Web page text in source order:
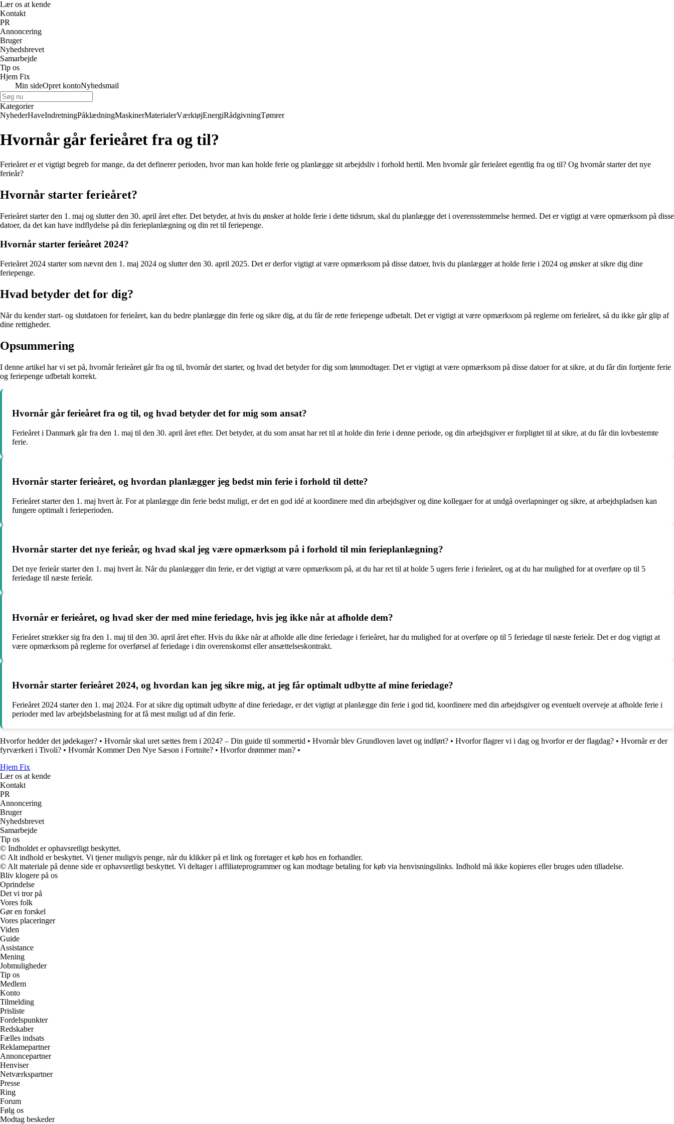
Lær os at kende
Kontakt
PR
Annoncering
Bruger
Nyhedsbrevet
Samarbejde
Tip os
Hjem Fix
Min sideOpret kontoNyhedsmail
Kategorier
NyhederHaveIndretningPåklædningMaskinerMaterialerVærktøjEnergiRådgivningTømrer
Hvornår går ferieåret fra og til?
Ferieåret er et vigtigt begreb for mange, da det definerer perioden, hvor man kan holde ferie og planlægge sit arbejdsliv i forhold hertil. Men hvornår går ferieåret egentlig fra og til? Og hvornår starter det nye
ferieår?
Hvornår starter ferieåret?
Ferieåret starter den 1. maj og slutter den 30. april året efter. Det betyder, at hvis du ønsker at holde ferie i dette tidsrum, skal du planlægge det i overensstemmelse hermed. Det er vigtigt at være opmærksom på disse
datoer, da det kan have indflydelse på din ferieplanlægning og din ret til feriepenge.
Hvornår starter ferieåret 2024?
Ferieåret 2024 starter som nævnt den 1. maj 2024 og slutter den 30. april 2025. Det er derfor vigtigt at være opmærksom på disse datoer, hvis du planlægger at holde ferie i 2024 og ønsker at sikre dig dine
feriepenge.
Hvad betyder det for dig?
Når du kender start- og slutdatoen for ferieåret, kan du bedre planlægge din ferie og sikre dig, at du får de rette feriepenge udbetalt. Det er vigtigt at være opmærksom på reglerne om ferieåret, så du ikke går glip af
dine rettigheder.
Opsummering
I denne artikel har vi set på, hvornår ferieåret går fra og til, hvornår det starter, og hvad det betyder for dig som lønmodtager. Det er vigtigt at være opmærksom på disse datoer for at sikre, at du får din fortjente ferie
og feriepenge udbetalt korrekt.
Hvornår går ferieåret fra og til, og hvad betyder det for mig som ansat?
Ferieåret i Danmark går fra den 1. maj til den 30. april året efter. Det betyder, at du som ansat har ret til at holde din ferie i denne periode, og din arbejdsgiver er forpligtet til at sikre, at du får din lovbestemte
ferie.
Hvornår starter ferieåret, og hvordan planlægger jeg bedst min ferie i forhold til dette?
Ferieåret starter den 1. maj hvert år. For at planlægge din ferie bedst muligt, er det en god idé at koordinere med din arbejdsgiver og dine kollegaer for at undgå overlapninger og sikre, at arbejdspladsen kan
fungere optimalt i ferieperioden.
Hvornår starter det nye ferieår, og hvad skal jeg være opmærksom på i forhold til min ferieplanlægning?
Det nye ferieår starter den 1. maj hvert år. Når du planlægger din ferie, er det vigtigt at være opmærksom på, at du har ret til at holde 5 ugers ferie i ferieåret, og at du har mulighed for at overføre op til 5
feriedage til næste ferieår.
Hvornår er ferieåret, og hvad sker der med mine feriedage, hvis jeg ikke når at afholde dem?
Ferieåret strækker sig fra den 1. maj til den 30. april året efter. Hvis du ikke når at afholde alle dine feriedage i ferieåret, har du mulighed for at overføre op til 5 feriedage til næste ferieår. Det er dog vigtigt at
være opmærksom på reglerne for overførsel af feriedage i din overenskomst eller ansættelseskontrakt.
Hvornår starter ferieåret 2024, og hvordan kan jeg sikre mig, at jeg får optimalt udbytte af mine feriedage?
Ferieåret 2024 starter den 1. maj 2024. For at sikre dig optimalt udbytte af dine feriedage, er det vigtigt at planlægge din ferie i god tid, koordinere med din arbejdsgiver og eventuelt overveje at afholde ferie i
perioder med lav arbejdsbelastning for at få mest muligt ud af din ferie.
Hvorfor hedder det jødekager? • Hvornår skal uret sættes frem i 2024? – Din guide til sommertid • Hvornår blev Grundloven lavet og indført? • Hvorfor flagrer vi i dag og hvorfor er der flagdag? • Hvornår er der
fyrværkeri i Tivoli? • Hvornår Kommer Den Nye Sæson i Fortnite? • Hvorfor drømmer man? •
Hjem Fix
Lær os at kende
Kontakt
PR
Annoncering
Bruger
Nyhedsbrevet
Samarbejde
Tip os
© Indholdet er ophavsretligt beskyttet.
© Alt indhold er beskyttet. Vi tjener muligvis penge, når du klikker på et link og foretager et køb hos en forhandler.
© Alt materiale på denne side er ophavsretligt beskyttet. Vi deltager i affiliateprogrammer og kan modtage betaling for køb via henvisningslinks. Indhold må ikke kopieres eller bruges uden tilladelse.
Bliv klogere på os
Oprindelse
Det vi tror på
Vores folk
Gør en forskel
Vores placeringer
Viden
Guide
Assistance
Mening
Jobmuligheder
Tip os
Medlem
Konto
Tilmelding
Prisliste
Fordelspunkter
Redskaber
Fælles indsats
Reklamepartner
Annoncepartner
Henviser
Netværkspartner
Presse
Ring
Forum
Følg os
Modtag beskeder